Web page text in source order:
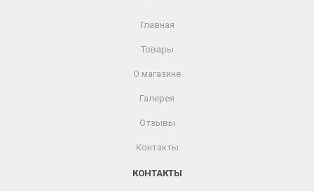
Главная
Товары
О магазине
Галерея
Отзывы
Контакты
КОНТАКТЫ